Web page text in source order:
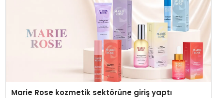
Marie Rose kozmetik sektörüne giriş yaptı